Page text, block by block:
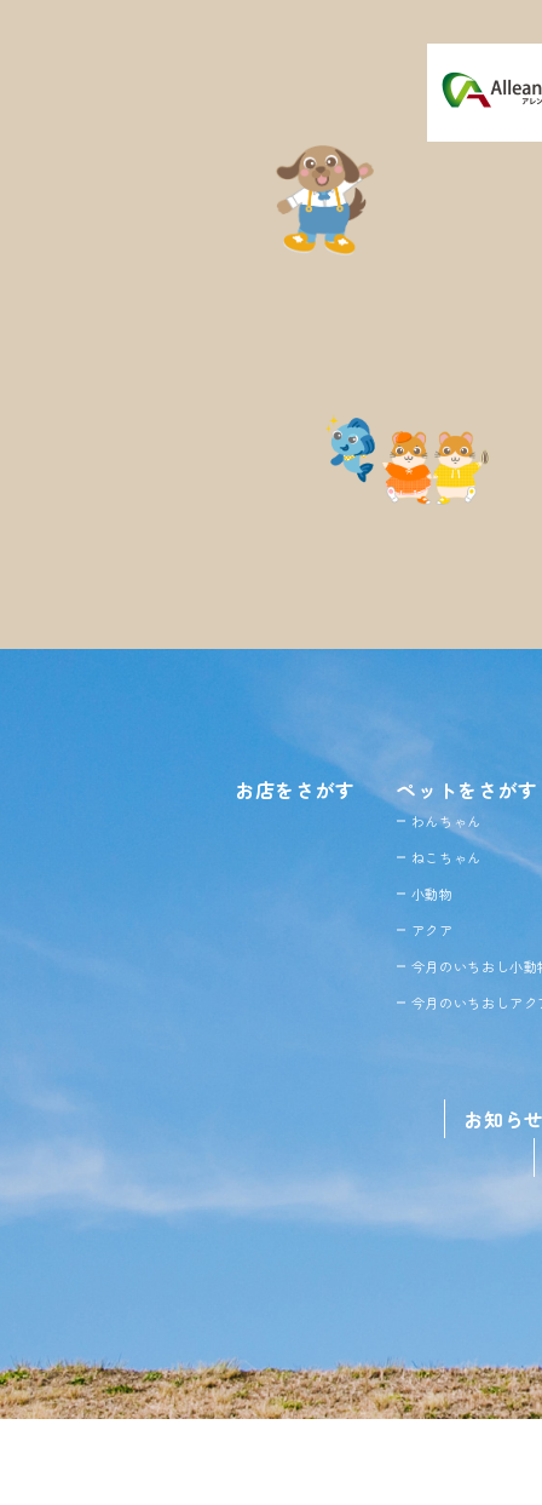
お店をさがす ペットをさがす
わんちゃん
ねこちゃん
小動物
アクア
今月のいちおし小動
今月のいちおしアク
お知らせ